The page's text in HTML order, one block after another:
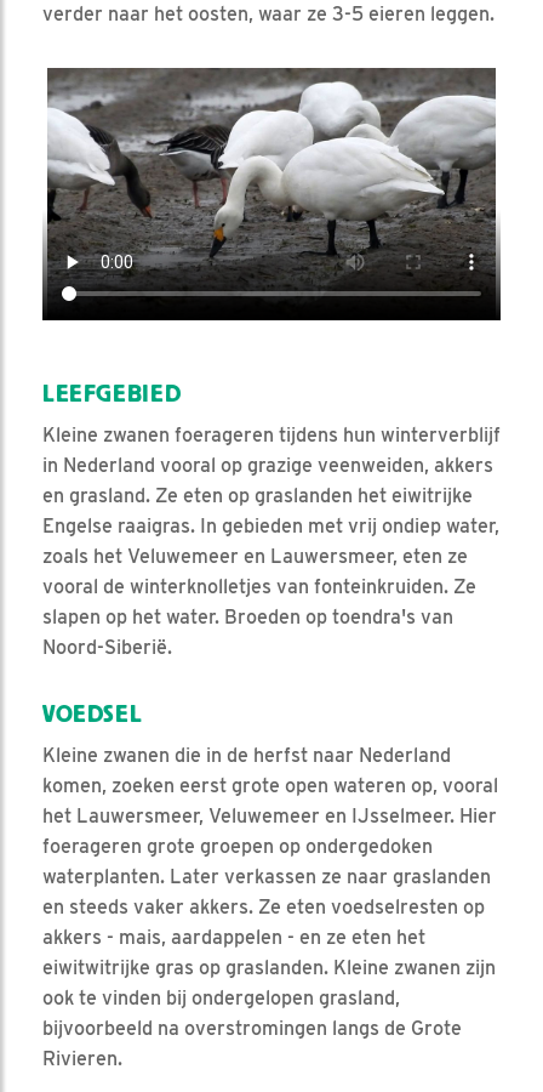
verder naar het oosten, waar ze 3-5 eieren leggen.
Video in nieuw venster openen
LEEFGEBIED
Kleine zwanen foerageren tijdens hun winterverblijf
in Nederland vooral op grazige veenweiden, akkers
en grasland. Ze eten op graslanden het eiwitrijke
Engelse raaigras. In gebieden met vrij ondiep water,
zoals het Veluwemeer en Lauwersmeer, eten ze
vooral de winterknolletjes van fonteinkruiden. Ze
slapen op het water. Broeden op toendra's van
Noord-Siberië.
VOEDSEL
Kleine zwanen die in de herfst naar Nederland
komen, zoeken eerst grote open wateren op, vooral
het Lauwersmeer, Veluwemeer en IJsselmeer. Hier
foerageren grote groepen op ondergedoken
waterplanten. Later verkassen ze naar graslanden
en steeds vaker akkers. Ze eten voedselresten op
akkers - mais, aardappelen - en ze eten het
eiwitwitrijke gras op graslanden. Kleine zwanen zijn
ook te vinden bij ondergelopen grasland,
bijvoorbeeld na overstromingen langs de Grote
Rivieren.